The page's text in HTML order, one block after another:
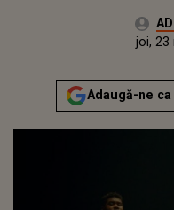
Autor:
miercuri, 23 noiembrie 2022
joi, 23
Adaugă-ne